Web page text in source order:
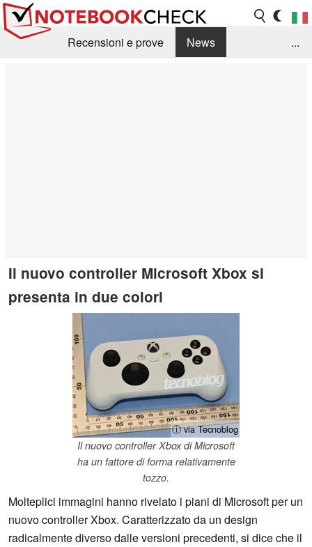
Recensioni e prove
News
...
Il nuovo controller Microsoft Xbox si
presenta in due colori
ⓘ via Tecnoblog
Il nuovo controller Xbox di Microsoft
ha un fattore di forma relativamente
tozzo.
Molteplici immagini hanno rivelato i piani di Microsoft per un
nuovo controller Xbox. Caratterizzato da un design
radicalmente diverso dalle versioni precedenti, si dice che il